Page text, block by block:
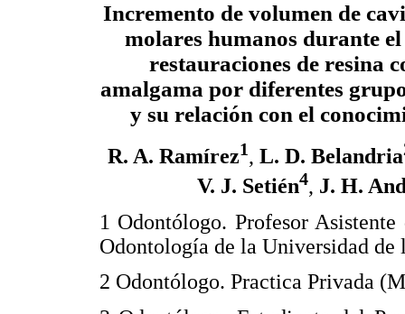
Incremento de volumen de
molares humanos durante
restauraciones de resina
amalgama por diferentes
y su relación con el
R. A. Ramírez1, L. D. Belandria
V. J. Setién4, J. H.
1 Odontólogo. Profesor
Odontología de la Universidad de
2 Odontólogo. Practica Privada